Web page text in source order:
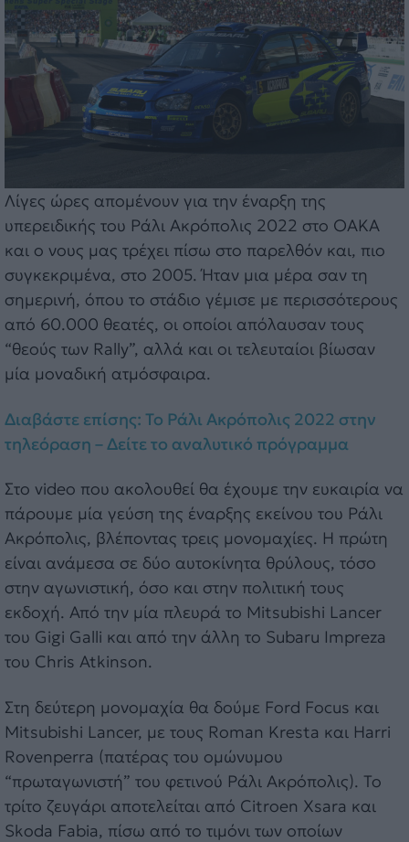
Λίγες ώρες απομένουν για την έναρξη της
υπερειδικής του Ράλι Ακρόπολις 2022 στο ΟΑΚΑ
και ο νους μας τρέχει πίσω στο παρελθόν και, πιο
συγκεκριμένα, στο 2005. Ήταν μια μέρα σαν τη
σημερινή, όπου το στάδιο γέμισε με περισσότερους
από 60.000 θεατές, οι οποίοι απόλαυσαν τους
“θεούς των Rally”, αλλά και οι τελευταίοι βίωσαν
μία μοναδική ατμόσφαιρα.
Διαβάστε επίσης: Το Ράλι Ακρόπολις 2022 στην
τηλεόραση – Δείτε το αναλυτικό πρόγραμμα
Στο video που ακολουθεί θα έχουμε την ευκαιρία να
πάρουμε μία γεύση της έναρξης εκείνου του Ράλι
Ακρόπολις, βλέποντας τρεις μονομαχίες. Η πρώτη
είναι ανάμεσα σε δύο αυτοκίνητα θρύλους, τόσο
στην αγωνιστική, όσο και στην πολιτική τους
εκδοχή. Από την μία πλευρά το Mitsubishi Lancer
του Gigi Galli και από την άλλη το Subaru Impreza
του Chris Atkinson.
Στη δεύτερη μονομαχία θα δούμε Ford Focus και
Mitsubishi Lancer, με τους Roman Kresta και Harri
Rovenperra (πατέρας του ομώνυμου
“πρωταγωνιστή” του φετινού Ράλι Ακρόπολις). Το
τρίτο ζευγάρι αποτελείται από Citroen Xsara και
Skoda Fabia, πίσω από το τιμόνι των οποίων